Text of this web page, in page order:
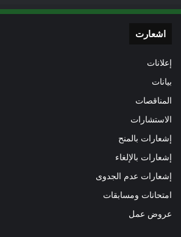
اشعارت
إعلانات
بيانات
المناقصات
الاستشارات
إشعارات بالمنح
إشعارات بالإلغاء
إشعارات عدم الجدوى
امتحانات ومسابقات
عروض عمل